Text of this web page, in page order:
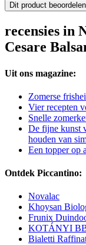
Dit product beoordelen
recensies in
Cesare
Uit ons magazine:
Zomerse
Vier recepten
Snelle
De fijne kunst
houden van
Een topper op
Ontdek Piccantino:
Novalac
Khoysan
Frunix
KOTÁNYI
Bialetti